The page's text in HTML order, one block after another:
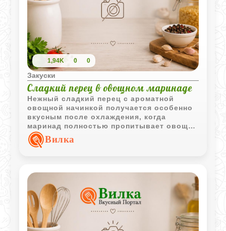
1,94K 0 0
Закуски
Сладкий перец в овощном маринаде
Нежный сладкий перец с ароматной
овощной начинкой получается особенно
вкусным после охлаждения, когда
маринад полностью пропитывает овощи.
Такое блюдо можно подать как холодную
закуску или легкий овощной ужин.
Вилка